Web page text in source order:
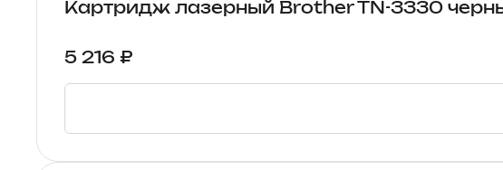
Картридж лазерный Brother TN-3330
5 216 ₽